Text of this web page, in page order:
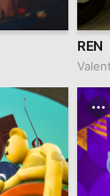
REN